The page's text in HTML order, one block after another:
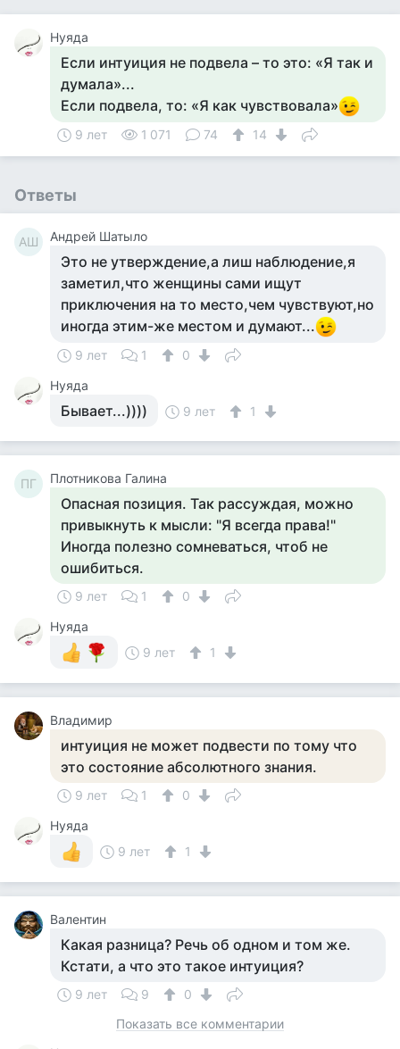
Нуяда
Если интуиция не подвела – то это: «Я так и
думала»...
Если подвела, то: «Я как чувствовала»
9 лет 1 071 74 14
Ответы
АШ Андрей Шатыло
Это не утверждение,а лиш наблюдение,я
заметил,что женщины сами ищут
приключения на то место,чем чувствуют,но
иногда этим-же местом и думают...
9 лет 1
0
Нуяда
Бывает...)))) 9 лет 1
ПГ Плотникова Галина
Опасная позиция. Так рассуждая, можно
привыкнуть к мысли: "Я всегда права!"
Иногда полезно сомневаться, чтоб не
ошибиться.
9 лет 1
0
Нуяда
9 лет
1
Владимир
интуиция не может подвести по тому что
это состояние абсолютного знания.
9 лет 1
0
Нуяда
9 лет
1
Валентин
Какая разница? Речь об одном и том же.
Кстати, а что это такое интуиция?
9 лет 9
0
Показать все комментарии